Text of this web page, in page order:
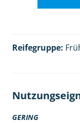
Reifegruppe:
GERING